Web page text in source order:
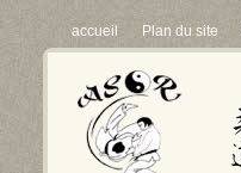
accueil Plan du site